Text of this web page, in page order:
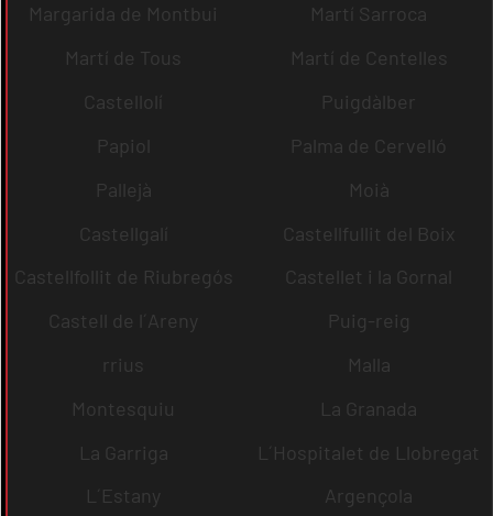
Margarida de Montbui
Martí Sarroca
Martí de Tous
Martí de Centelles
Castellolí
Puigdàlber
Papiol
Palma de Cervelló
Pallejà
Moià
Castellgalí
Castellfullit del Boix
Castellfollit de Riubregós
Castellet i la Gornal
Castell de l´Areny
Puig-reig
rrius
Malla
Montesquiu
La Granada
La Garriga
L´Hospitalet de Llobregat
L´Estany
Argençola